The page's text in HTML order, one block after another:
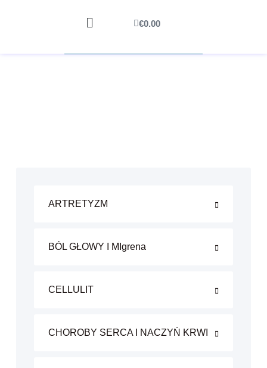
€0.00
ARTRETYZM
BÓL GŁOWY I MIgrena
CELLULIT
CHOROBY SERCA I NACZYŃ KRWI